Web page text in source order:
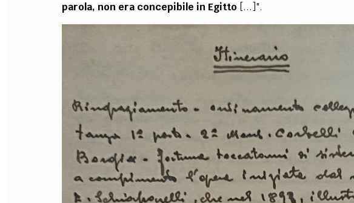
parola, non era concepibile in Egitto [...]".